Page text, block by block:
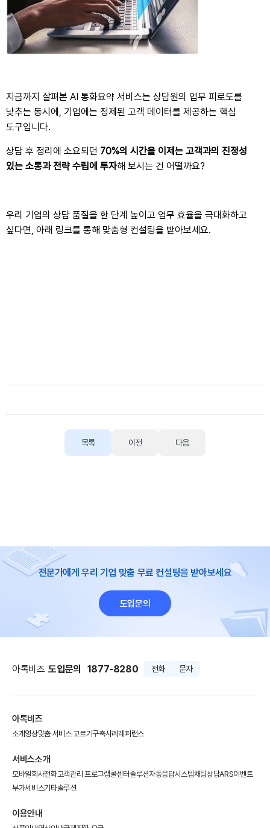
지금까지 살펴본 AI 통화요약 서비스는 상담원의 업무 피로도를
낮추는 동시에 , 기업에는 정제된 고객 데이터를 제공하는 핵심
도구입니다.
상담 후 정리에 소요되던 70%의 시간을 이제는 고객과의 진정성
있는 소통과 전략 수립에 투자해 보시는 건 어떨까요?
우리 기업의 상담 품질을 한 단계 높이고 업무 효율을 극대화하고
싶다면 아래 링크를 통해 맞춤형 컨설팅을 받아보세요.
아톡비즈
소개영상 맞춤 서비스 고르기